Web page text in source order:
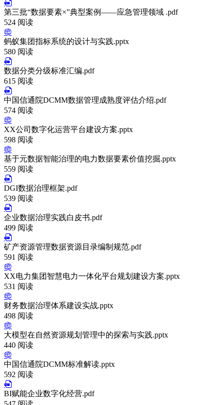
第三批“数据要素×”典型案例——应急管理领域 .pdf
524 阅读
蚂蚁集团指标系统的设计与实践.pptx
580 阅读
数据分类分级标准汇编.pdf
615 阅读
中国信通院DCMM数据管理成熟度评估介绍.pdf
574 阅读
XX公司数字化运营平台建设方案.pptx
598 阅读
基于元数据智能治理的电力数据要素价值挖掘.pptx
559 阅读
DGI数据治理框架.pdf
539 阅读
企业数据治理实践白皮书.pdf
499 阅读
矿产资源管理数据资源目录编制规范.pdf
591 阅读
XX电力集团智慧电力一体化平台规划建设方案.pptx
531 阅读
财务数据治理体系建设实战.pptx
498 阅读
大模型在自然资源规划管理中的探索与实践.pptx
440 阅读
中国信通院DCMM标准解读.pptx
592 阅读
BI赋能企业数字化经营.pdf